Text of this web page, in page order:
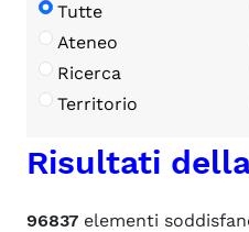
Tutte
Ateneo
Ricerca
Territorio
Risultati
96837 elementi